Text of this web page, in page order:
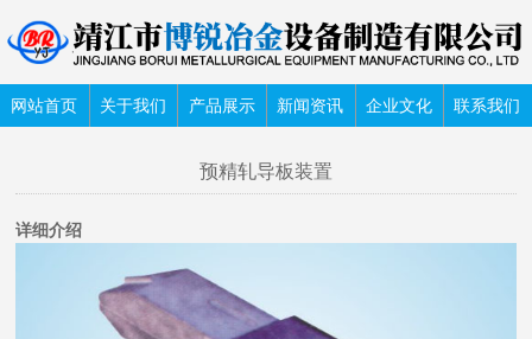
网站首页 关于我们 产品展示 新闻资讯 企业文化 联系我们
预精轧导板装置
详细介绍